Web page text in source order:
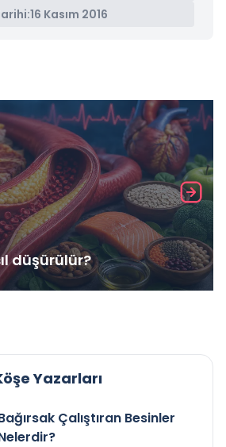
16 Kasım 2016
düşürülür?
Yazarları
Çalıştıran Besinler